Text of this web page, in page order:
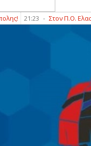
21:23 - Στον Π.Ο.